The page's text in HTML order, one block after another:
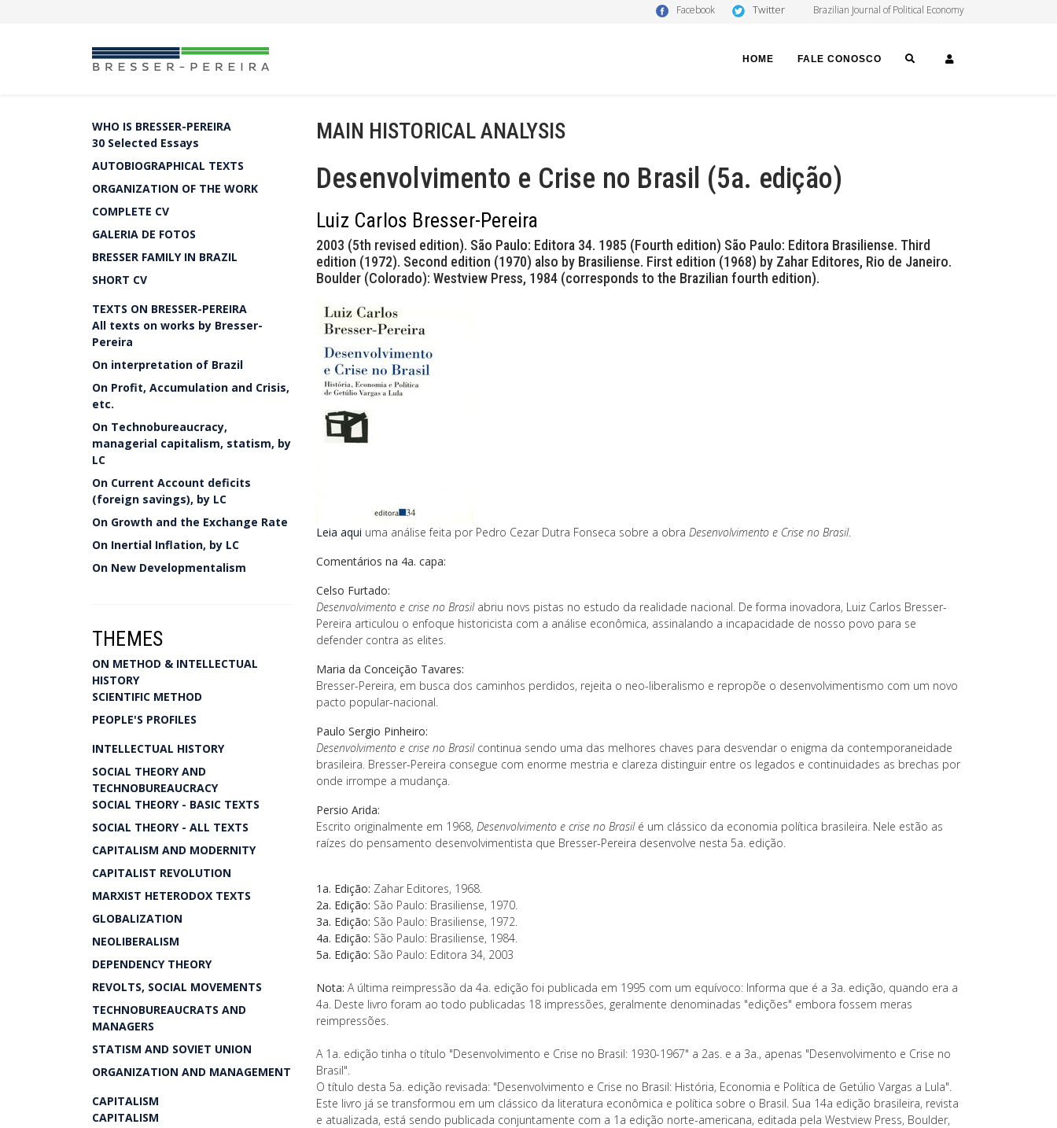
Facebook Twitter Brazilian Journal of Political Economy
HOME FALE CONOSCO SEARCH
WHO IS BRESSER-PEREIRA
30 Selected Essays
AUTOBIOGRAPHICAL TEXTS
ORGANIZATION OF THE WORK
COMPLETE CV
GALERIA DE FOTOS
BRESSER FAMILY IN BRAZIL
SHORT CV
TEXTS ON BRESSER-PEREIRA
All texts on works by Bresser-
Pereira
On interpretation of Brazil
On Profit, Accumulation and Crisis,
etc.
On Technobureaucracy,
managerial capitalism, statism, by
LC
On Current Account deficits
(foreign savings), by LC
On Growth and the Exchange Rate
On Inertial Inflation, by LC
On New Developmentalism
THEMES
ON METHOD & INTELLECTUAL
HISTORY
SCIENTIFIC METHOD
PEOPLE'S PROFILES
INTELLECTUAL HISTORY
SOCIAL THEORY AND
TECHNOBUREAUCRACY
SOCIAL THEORY - BASIC TEXTS
SOCIAL THEORY - ALL TEXTS
CAPITALISM AND MODERNITY
CAPITALIST REVOLUTION
MARXIST HETERODOX TEXTS
GLOBALIZATION
NEOLIBERALISM
DEPENDENCY THEORY
REVOLTS, SOCIAL MOVEMENTS
TECHNOBUREAUCRATS AND
MANAGERS
STATISM AND SOVIET UNION
ORGANIZATION AND MANAGEMENT
CAPITALISM
CAPITALISM
MAIN HISTORICAL ANALYSIS
Desenvolvimento e Crise no Brasil (5a. edição)
Luiz Carlos Bresser-Pereira
2003 (5th revised edition). São Paulo: Editora 34. 1985 (Fourth edition) São Paulo: Editora Brasiliense. Third
edition (1972). Second edition (1970) also by Brasiliense. First edition (1968) by Zahar Editores, Rio de Janeiro.
Boulder (Colorado): Westview Press, 1984 (corresponds to the Brazilian fourth edition).
Leia aqui uma análise feita por Pedro Cezar Dutra Fonseca sobre a obra Desenvolvimento e Crise no Brasil.
Comentários na 4a. capa:
Celso Furtado:
Desenvolvimento e crise no Brasil abriu novs pistas no estudo da realidade nacional. De forma inovadora, Luiz Carlos Bresser-
Pereira articulou o enfoque historicista com a análise econômica, assinalando a incapacidade de nosso povo para se
defender contra as elites.
Maria da Conceição Tavares:
Bresser-Pereira, em busca dos caminhos perdidos, rejeita o neo-liberalismo e repropõe o desenvolvimentismo com um novo
pacto popular-nacional.
Paulo Sergio Pinheiro:
Desenvolvimento e crise no Brasil continua sendo uma das melhores chaves para desvendar o enigma da contemporaneidade
brasileira. Bresser-Pereira consegue com enorme mestria e clareza distinguir entre os legados e continuidades as brechas por
onde irrompe a mudança.
Persio Arida:
Escrito originalmente em 1968, Desenvolvimento e crise no Brasil é um clássico da economia política brasileira. Nele estão as
raízes do pensamento desenvolvimentista que Bresser-Pereira desenvolve nesta 5a. edição.
1a. Edição: Zahar Editores, 1968.
2a. Edição: São Paulo: Brasiliense, 1970.
3a. Edição: São Paulo: Brasiliense, 1972.
4a. Edição: São Paulo: Brasiliense, 1984.
5a. Edição: São Paulo: Editora 34, 2003
Nota: A última reimpressão da 4a. edição foi publicada em 1995 com um equívoco: Informa que é a 3a. edição, quando era a
4a. Deste livro foram ao todo publicadas 18 impressões, geralmente denominadas "edições" embora fossem meras
reimpressões.
A 1a. edição tinha o título "Desenvolvimento e Crise no Brasil: 1930-1967" a 2as. e a 3a., apenas "Desenvolvimento e Crise no
Brasil".
O título desta 5a. edição revisada: "Desenvolvimento e Crise no Brasil: História, Economia e Política de Getúlio Vargas a Lula".
Este livro já se transformou em um clássico da literatura econômica e política sobre o Brasil. Sua 14a edição brasileira, revista
e atualizada, está sendo publicada conjuntamente com a 1a edição norte-americana, editada pela Westview Press, Boulder,